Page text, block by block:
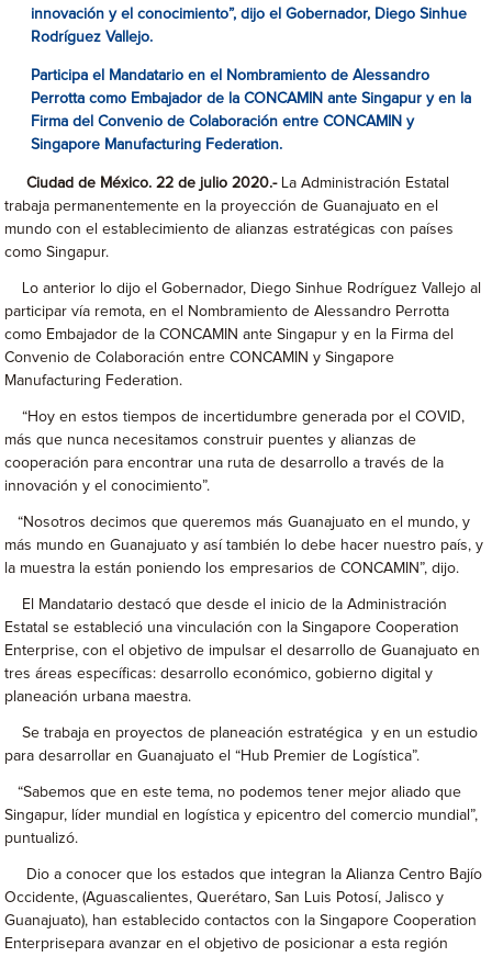
innovación y el conocimiento”, dijo elGobernador, Diego Sinhue
Rodríguez Vallejo.
Participa el Mandatario en el Nombramiento de Alessandro
Perrotta como Embajador de la CONCAMIN ante Singapur y en la
Firma del Convenio de Colaboración entre CONCAMIN y
Singapore Manufacturing Federation.
Ciudad de México. 22 de julio 2020.-La Administración Estatal
trabaja permanentemente en la proyección de Guanajuato en el
mundo con el establecimiento de alianzas estratégicas con países
como Singapur.
Lo anterior lo dijo el Gobernador, Diego Sinhue Rodríguez Vallejo al
participar vía remota, en el Nombramiento de Alessandro Perrotta
como Embajador de la CONCAMIN ante Singapur y en la Firma del
Convenio de Colaboración entre CONCAMIN y Singapore
Manufacturing Federation.
“Hoy en estos tiempos de incertidumbre generada por el COVID,
más que nunca necesitamos construir puentes y alianzas de
cooperación para encontrar una ruta de desarrollo a través de la
innovación y el conocimiento”.
“Nosotros decimos que queremos más Guanajuato en el mundo, y
más mundo en Guanajuato y así también lo debe hacer nuestro país, y
la muestra la están poniendo los empresarios de CONCAMIN”, dijo.
El Mandatario destacó que desde el inicio de la Administración
Estatal se estableció una vinculación con la Singapore Cooperation
Enterprise, con el objetivo de impulsar el desarrollo de Guanajuato en
tres áreas específicas: desarrollo económico, gobierno digital y
planeación urbana maestra.
Se trabaja en proyectos de planeación estratégica y en un estudio
para desarrollar en Guanajuato el “Hub Premier de Logística”.
“Sabemos que en este tema, no podemos tener mejor aliado que
Singapur, líder mundial en logística y epicentro del comercio mundial”,
puntualizó.
Dio a conocer que los estados que integran la Alianza Centro Bajío
Occidente, (Aguascalientes, Querétaro, San Luis Potosí, Jalisco y
Guanajuato), han establecido contactos con la Singapore Cooperation
Enterprisepara avanzar en el objetivo de posicionar a esta región